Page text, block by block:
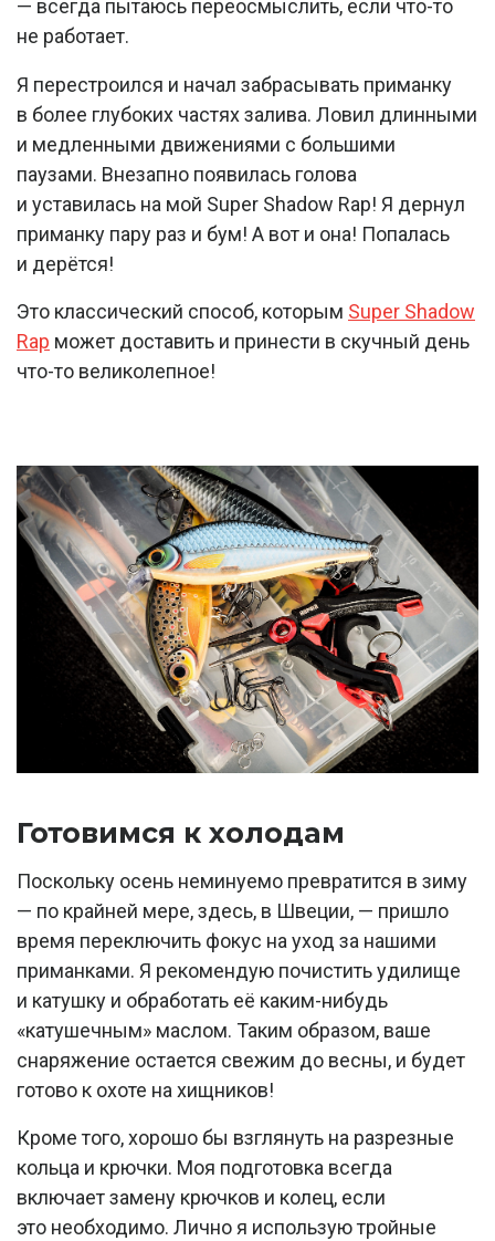
— всегда пытаюсь переосмыслить, если что-то
не работает.
Я перестроился и начал забрасывать приманку
в более глубоких частях залива. Ловил длинными
и медленными движениями с большими
паузами. Внезапно появилась голова
и уставилась на мой Super Shadow Rap! Я дернул
приманку пару раз и бум! А вот и она! Попалась
и дерётся!
Это классический способ, которым Super Shadow
Rap может доставить и принести в скучный день
что-то великолепное!
Готовимся к холодам
Поскольку осень неминуемо превратится в зиму
— по крайней мере, здесь, в Швеции, — пришло
время переключить фокус на уход за нашими
приманками. Я рекомендую почистить удилище
и катушку и обработать её каким-нибудь
«катушечным» маслом. Таким образом, ваше
снаряжение остается свежим до весны, и будет
готово к охоте на хищников!
Кроме того, хорошо бы взглянуть на разрезные
кольца и крючки. Моя подготовка всегда
включает замену крючков и колец, если
это необходимо. Лично я использую тройные